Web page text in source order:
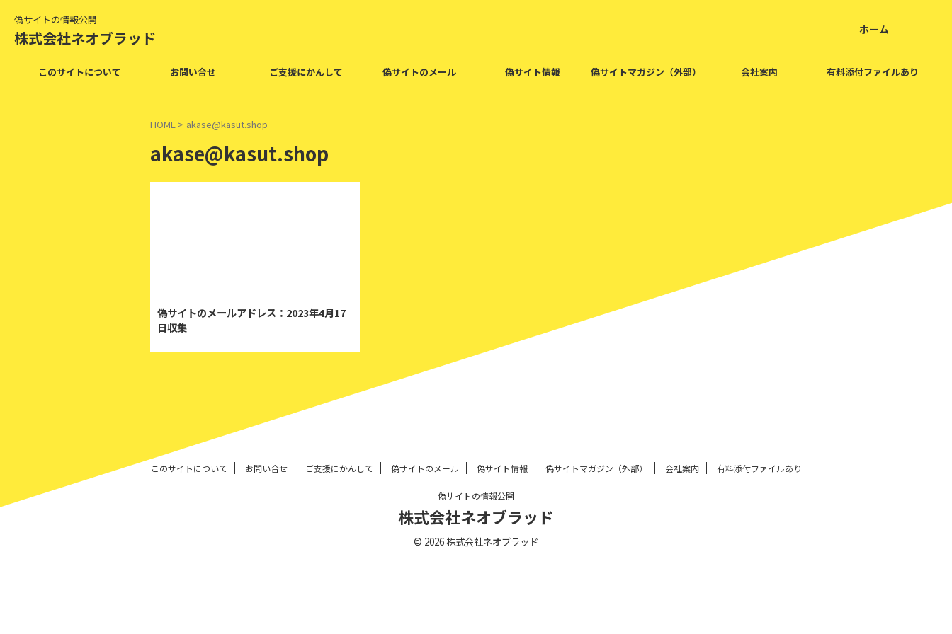
偽サイトの情報公開
株式会社ネオブラッド ホーム
このサイトについて お問い合せ ご支援にかんして 偽サイトのメール 偽サイト情報 偽サイトマガジン（外部） 会社案内 有料添付ファイルあり
HOME > akase@kasut.shop
akase@kasut.shop
偽サイトのメールアドレス：2023年4月17
日収集
このサイトについて お問い合せ ご支援にかんして 偽サイトのメール 偽サイト情報 偽サイトマガジン（外部） 会社案内 有料添付ファイルあり
偽サイトの情報公開
株式会社ネオブラッド
© 2026 株式会社ネオブラッド